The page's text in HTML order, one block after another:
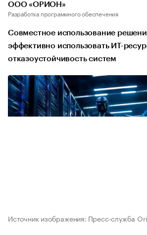
ООО «ОРИОН»
Разработка программного обеспечения
Совместное использование
эффективно использовать ИТ-
отказоустойчивость систем
Источник изображения: Пресс-служба